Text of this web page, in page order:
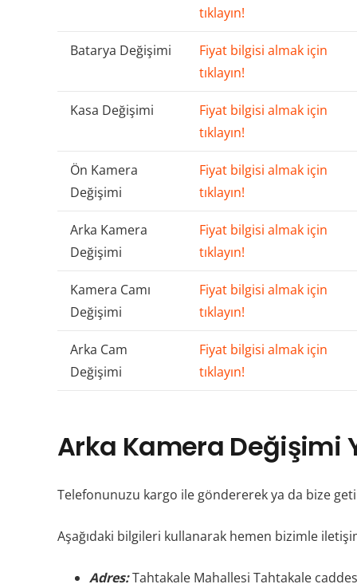
tıklayın!
Batarya Değişimi
Fiyat bilgisi almak için
tıklayın!
Kasa Değişimi
Fiyat bilgisi almak için
tıklayın!
Ön Kamera
Değişimi
Fiyat bilgisi almak için
tıklayın!
Arka Kamera
Değişimi
Fiyat bilgisi almak için
tıklayın!
Kamera Camı
Değişimi
Fiyat bilgisi almak için
tıklayın!
Arka Cam
Değişimi
Fiyat bilgisi almak için
tıklayın!
Arka Kamera Değişimi
Telefonunuzu kargo ile göndererek ya da bize
Aşağıdaki bilgileri kullanarak hemen bizimle
Adres:Tahtakale Mahallesi Tahtakale